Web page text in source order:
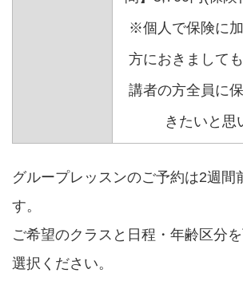
※個人で保険に
方におきまして
講者の方全員に
きたいと思
グループレッスンのご予約は2週間
す。
ご希望のクラスと日程・年齢区分
選択ください。